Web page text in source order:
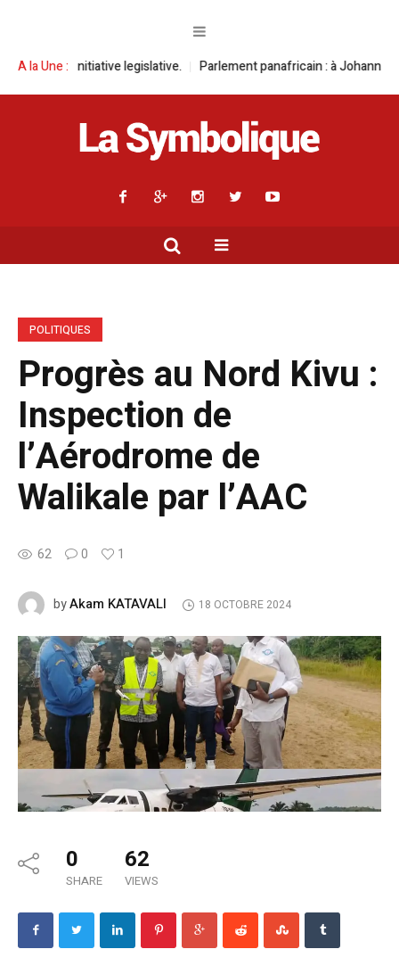
A la Une :
legislative. Parlement panafricain : à Johannesburg, Aimé Boji
POLITIQUES
Progrès au Nord Kivu :
Inspection de
l’Aérodrome de
Walikale par l’AAC
62 0 1
byAkam KATAVALI 18 OCTOBRE 2024
0
SHARE
62
VIEWS